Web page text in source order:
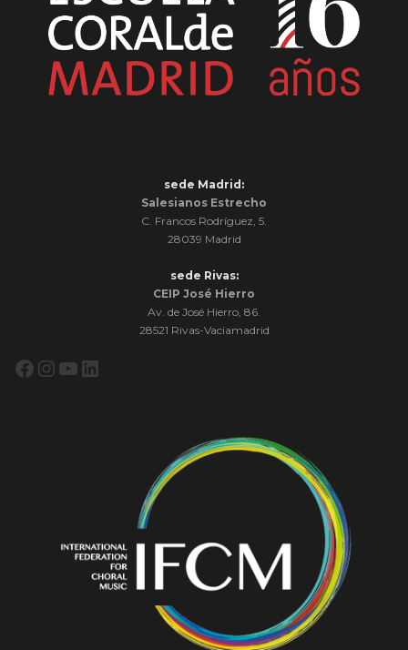
sede Madrid:
Salesianos Estrecho
C. Francos Rodríguez, 5.
28039 Madrid
sede Rivas:
CEIP José Hierro
Av. de José Hierro, 86.
28521 Rivas-Vaciamadrid
Facebook
Instagram
YouTube
LinkedIn